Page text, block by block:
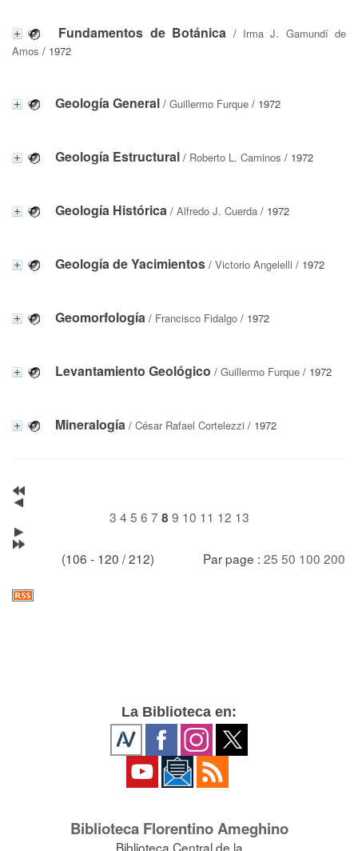
Fundamentos de Botánica / Irma J. Gamundí de
Amos / 1972
Geología General / Guillermo Furque / 1972
Geología Estructural / Roberto L. Caminos / 1972
Geología Histórica / Alfredo J. Cuerda / 1972
Geología de Yacimientos / Victorio Angelelli / 1972
Geomorfología / Francisco Fidalgo / 1972
Levantamiento Geológico / Guillermo Furque / 1972
Mineralogía / César Rafael Cortelezzi / 1972
3 4 5 6 7 8 9 10 11 12 13
(106 - 120 / 212) Par page : 25 50 100 200
La Biblioteca en:
Biblioteca Florentino Ameghino
Biblioteca Central de la